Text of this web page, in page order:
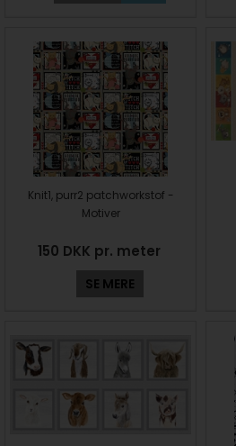
Knit1, purr2 patchworkstof -
Motiver
150 DKK pr. meter
SE MERE